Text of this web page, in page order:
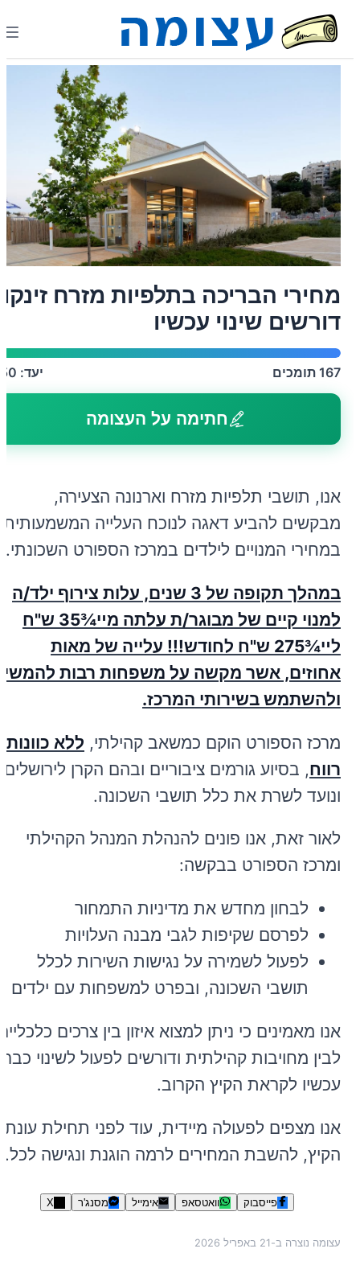
מחירי הבריכה בתלפיות מזרח
דורשים שינוי עכשיו
167 תומכים יעד:
חתימה על העצומה
אנו, תושבי תלפיות מזרח וארנונה הצעירה,
מבקשים להביע דאגה לנוכח העלייה המשמעותית
במחירי המנויים לילדים במרכז הספורט השכונתי.
במהלך תקופה של 3 שנים, עלות צירוף ילד/ה
למנוי קיים של מבוגר/ת עלתה מײ¾35 ש"ח
לײ¾275 ש"ח לחודש!!! עלייה של מאות
אחוזים, אשר מקשה על משפחות רבות
ולהשתמש בשירותי המרכז.
מרכז הספורט הוקם כמשאב קהילתי, ללא כוונות
רווח, בסיוע גורמים ציבוריים ובהם הקרן לירושלים
ונועד לשרת את כלל תושבי השכונה.
לאור זאת, אנו פונים להנהלת המנהל הקהילתי
ומרכז הספורט בבקשה:
לבחון מחדש את מדיניות התמחור
לפרסם שקיפות לגבי מבנה העלויות
לפעול לשמירה על נגישות השירות לכלל
תושבי השכונה, ובפרט למשפחות עם ילדים
אנו מאמינים כי ניתן למצוא איזון בין צרכים
לבין מחויבות קהילתית ודורשים לפעול לשינוי כבר
עכשיו לקראת הקיץ הקרוב.
אנו מצפים לפעולה מיידית, עוד לפני תחילת עונת
הקיץ, להשבת המחירים לרמה הוגנת ונגישה לכל.
פייסבוק וואטסאפ אימייל מסנג'ר X
עצומה נוצרה ב- 21 באפריל 2026